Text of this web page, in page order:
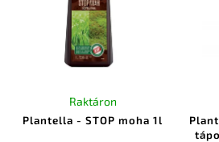
ABC szerint
Plantella - STOP moha 1l
Raktáron